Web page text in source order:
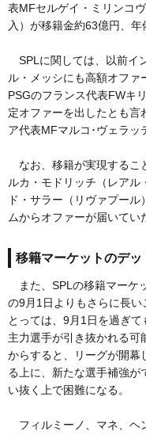
表MFセルゲイ・ミリンコ
入）が移籍金約63億円、年
SPLに関しては、以前イ
ル・メッシにも高額オファ
PSGのフランス代表FWキ
定オファーを出したとも言
ア代表MFマルコ･ヴェラッ
なお、移籍が実現するこ
ルカ・モドリッチ（レアル
ド・サラー（リヴァプー
ムからオファーが届いてい
移籍マーケットのデ
また、SPLの移籍マーケ
の9月1日よりもさらに長
とっては、9月1日を過ぎ
主力選手が引き抜かれる可
からすると、リーグが開幕
る上に、新たな選手補強が
い抜く上で困難になる。
フィルミーノ、マネ、ヘ